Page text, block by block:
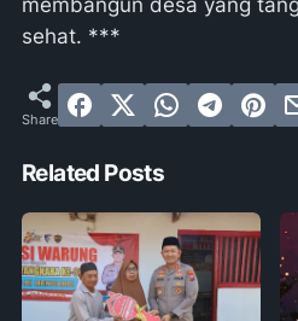
membangun desa yang
sehat. ***
Related Posts